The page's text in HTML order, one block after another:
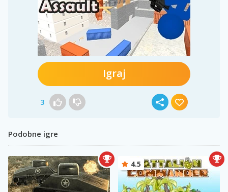
Igraj
3
Podobne igre
4.5